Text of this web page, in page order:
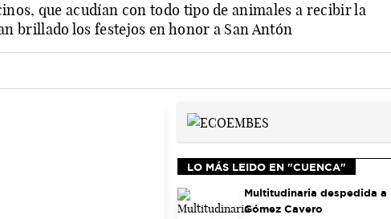
que acudían con todo tipo de animales a recibir la
brillado los festejos en honor a San Antón
LO MÁS LEIDO EN "CUENCA"
Multitudinaria despedida a
Gómez Cavero